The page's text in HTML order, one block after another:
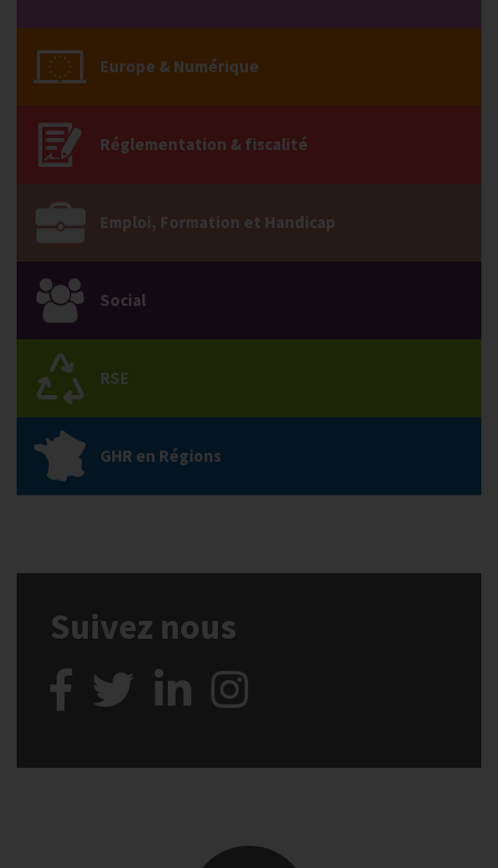
Europe & Numérique
Réglementation & fiscalité
Emploi, Formation et Handicap
Social
RSE
GHR en Régions
Suivez nous